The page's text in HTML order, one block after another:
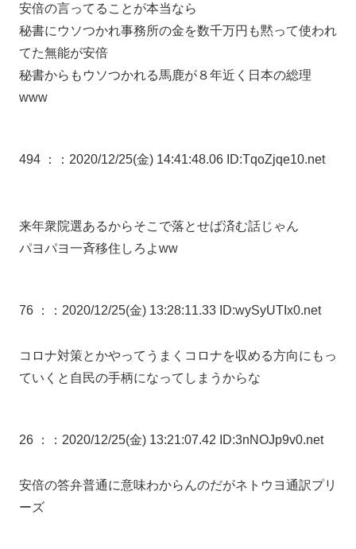
安倍の言ってることが本当なら
秘書にウソつかれ事務所の金を数千万円も黙って使われ
てた無能が安倍
秘書からもウソつかれる馬鹿が８年近く日本の総理
www
494 ： ：2020/12/25(金) 14:41:48.06 ID:TqoZjqe10.net
来年衆院選あるからそこで落とせば済む話じゃん
パヨパヨ一斉移住しろよww
76 ： ：2020/12/25(金) 13:28:11.33 ID:wySyUTIx0.net
コロナ対策とかやってうまくコロナを収める方向にもっ
ていくと自民の手柄になってしまうからな
26 ： ：2020/12/25(金) 13:21:07.42 ID:3nNOJp9v0.net
安倍の答弁普通に意味わからんのだがネトウヨ通訳プリ
ーズ